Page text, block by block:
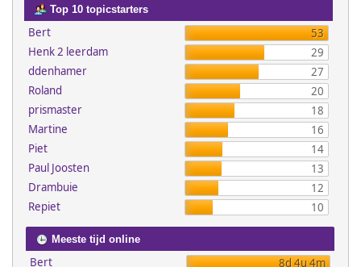
Top 10 topicstarters
Bert
53
Henk 2 leerdam
29
ddenhamer
27
Roland
20
prismaster
18
Martine
16
Piet
14
Paul Joosten
13
Drambuie
12
Repiet
10
Meeste tijd online
Bert 8d 4u 4m